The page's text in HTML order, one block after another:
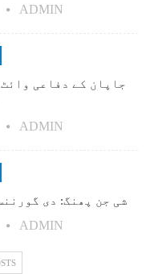
ADMIN
جاپان کے دفاعی
ADMIN
شی جن پھنگ: دی
ADMIN